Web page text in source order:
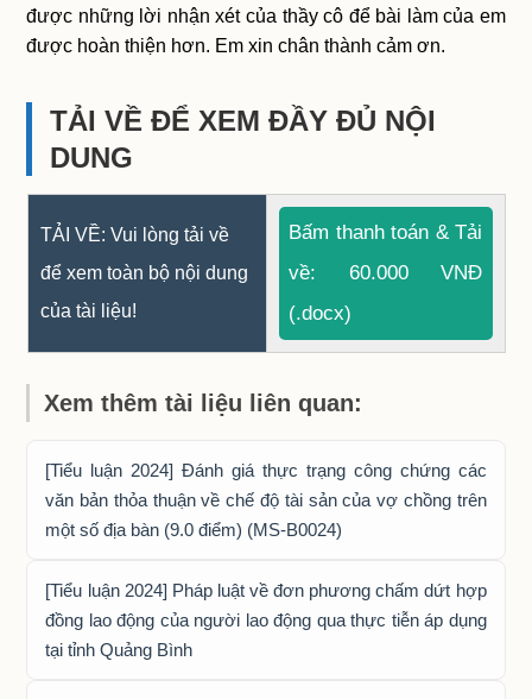
được những lời nhận xét của thầy cô để bài làm của em
được hoàn thiện hơn. Em xin chân thành cảm ơn.
TẢI VỀ ĐỂ XEM ĐẦY ĐỦ NỘI
DUNG
TẢI VỀ: Vui lòng tải về
để xem toàn bộ nội dung
của tài liệu!
Bấm thanh toán & Tải
về: 60.000 VNĐ
(.docx)
Xem thêm tài liệu liên quan:
[Tiểu luận 2024] Đánh giá thực trạng công chứng các
văn bản thỏa thuận về chế độ tài sản của vợ chồng trên
một số địa bàn (9.0 điểm) (MS-B0024)
[Tiểu luận 2024] Pháp luật về đơn phương chấm dứt hợp
đồng lao động của người lao động qua thực tiễn áp dụng
tại tỉnh Quảng Bình